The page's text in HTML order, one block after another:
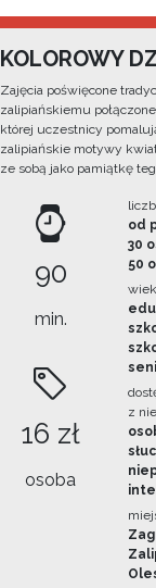
KOLOROWY
Zajęcia poświęcone
zalipiańskiemu
której uczestnicy
zalipiańskie motywy
ze sobą jako pamiątkę
90
min.
16 zł
osoba
od
30
50
z